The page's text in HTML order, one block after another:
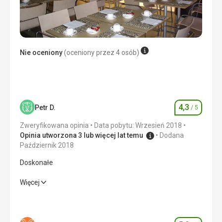
Nie oceniony(oceniony przez 4 osób)
Petr D. Ocena
4,3 / 5
Zweryfikowana opinia
Data pobytu: Wrzesień 2018
Opinia utworzona 3 lub więcej lat temu
Dodana
Październik 2018
Doskonałe
Doskonałe
Więcej